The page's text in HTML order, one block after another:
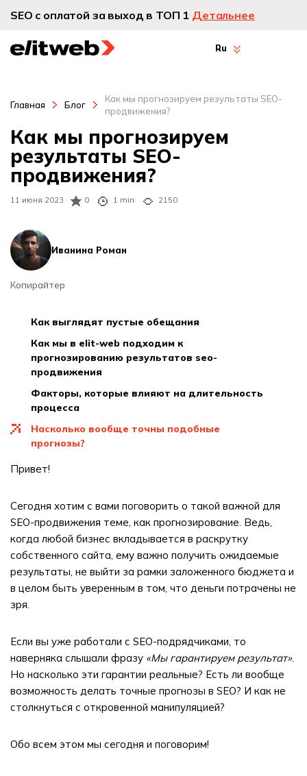
SEO с оплатой за выход в ТОП 1 Детальнее
Ru
Главная Блог
Как мы прогнозируем результаты SEO-
продвижения?
11 июня 2023 0 1 min 2150
Иванина Роман
Копирайтер
Как мы прогнозируем
результаты SEO-
продвижения?
как выглядят пустые обещания
как мы в elit-web подходим к
прогнозированию результатов seo-
продвижения
факторы, которые влияют на длительность
процесса
насколько вообще точны подобные
прогнозы?
Привет!
Сегодня хотим с вами поговорить о такой важной для
SEO-продвижения теме, как прогнозирование. Ведь,
когда любой бизнес вкладывается в раскрутку
собственного сайта, ему важно получить ожидаемые
результаты, не выйти за рамки заложенного бюджета и
в целом быть уверенным в том, что деньги потрачены не
зря.
Если вы уже работали с SEO-подрядчиками, то
наверняка слышали фразу «Мы гарантируем результат».
Но насколько эти гарантии реальные? Есть ли вообще
возможность делать точные прогнозы в SEO? И как не
столкнуться с откровенной манипуляцией?
Обо всем этом мы сегодня и поговорим!